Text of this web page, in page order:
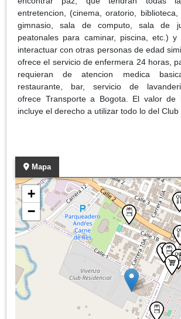
entretencion, (cinema, oratorio, biblioteca,
gimnasio, sala de computo, sala de
peatonales para caminar, piscina, etc.)
interactuar con otras personas de edad
ofrece el servicio de enfermera 24 horas,
requieran de atencion medica
restaurante, bar, servicio de
ofrece Transporte a Bogota. El valor de
incluye el derecho a utilizar todo lo
Mapa
+
−